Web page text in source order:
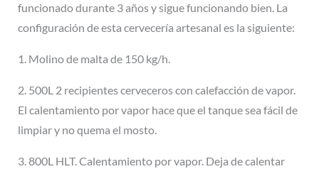
funcionado durante 3 años y sigue funcionando bien. La
configuración de esta cervecería artesanal es la siguiente:
1. Molino de malta de 150 kg/h.
2. 500L 2 recipientes cerveceros con calefacción de vapor.
El calentamiento por vapor hace que el tanque sea fácil de
limpiar y no quema el mosto.
3. 800L HLT. Calentamiento por vapor. Deja de calentar